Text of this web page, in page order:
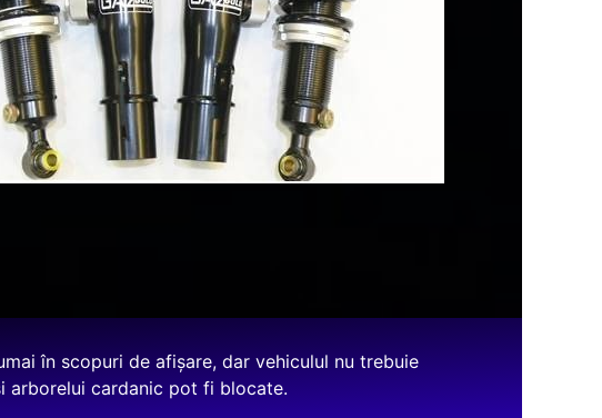
în scopuri de afișare, dar vehiculul nu trebuie
arborelui cardanic pot fi blocate.